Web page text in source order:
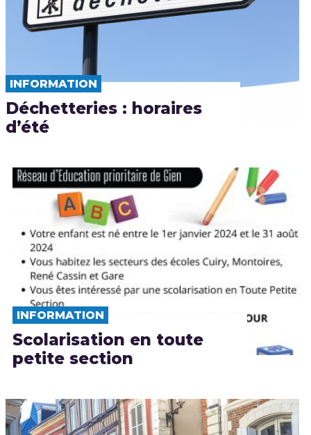
INFORMATION
Déchetteries : horaires
d’été
INFORMATION
Scolarisation en toute
petite section